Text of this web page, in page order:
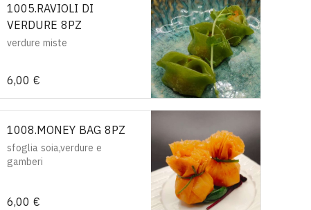
1005.RAVIOLI DI
VERDURE 8PZ
verdure miste
6,00 €
1008.MONEY BAG 8PZ
sfoglia soia,verdure e
gamberi
6,00 €